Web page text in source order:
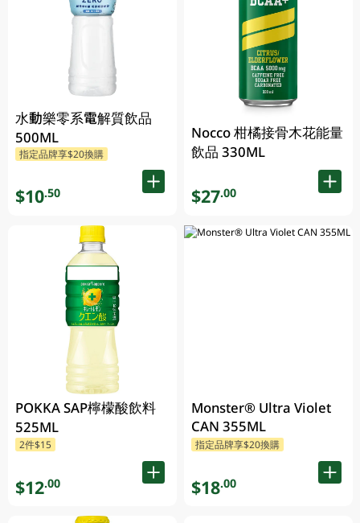
水動樂零系電解質飲品
500ML
指定品牌享$20換購
$10.50
POKKA SAP檸檬酸飲料
525ML
2件$15
$12.00
Nocco 柑橘接骨木花能量
飲品 330ML
$27.00
Monster® Ultra Violet
CAN 355ML
指定品牌享$20換購
$18.00